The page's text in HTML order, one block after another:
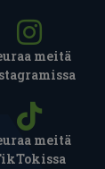
meitä
meitä